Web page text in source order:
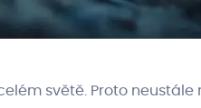
světě. Proto neustále